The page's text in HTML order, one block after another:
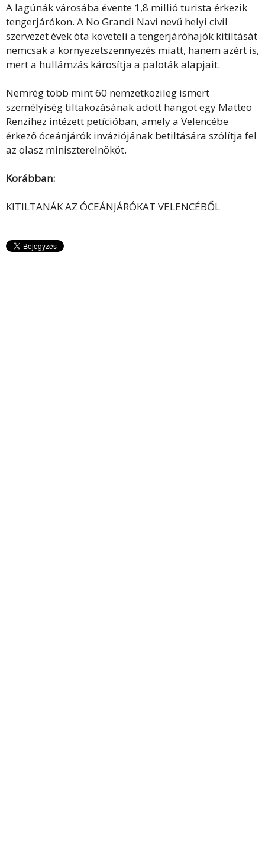
A lagúnák városába évente 1,8 millió turista érkezik
tengerjárókon. A No Grandi Navi nevű helyi civil
szervezet évek óta követeli a tengerjáróhajók kitiltását
nemcsak a környezetszennyezés miatt, hanem azért is,
mert a hullámzás károsítja a paloták alapjait.
Nemrég több mint 60 nemzetközileg ismert
személyiség tiltakozásának adott hangot egy Matteo
Renzihez intézett petícióban, amely a Velencébe
érkező óceánjárók inváziójának betiltására szólítja fel
az olasz miniszterelnököt.
Korábban:
KITILTANÁK AZ ÓCEÁNJÁRÓKAT VELENCÉBŐL